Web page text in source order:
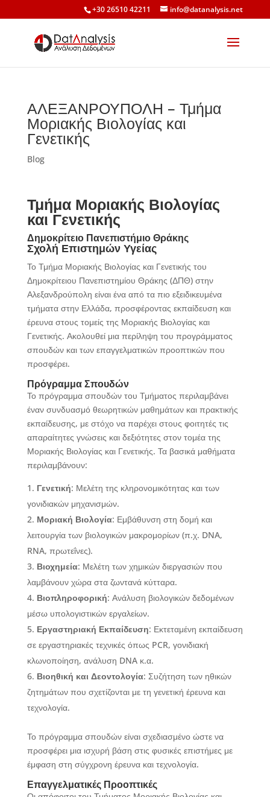
+30 26510 42211 info@datanalysis.net
ΑΛΕΞΑΝΡΟΥΠΟΛΗ – Τμήμα
Μοριακής Βιολογίας και
Γενετικής
Blog
Τμήμα Μοριακής Βιολογίας
και Γενετικής
Δημοκρίτειο Πανεπιστήμιο Θράκης
Σχολή Επιστημών Υγείας
Το Τμήμα Μοριακής Βιολογίας και Γενετικής του
Δημοκρίτειου Πανεπιστημίου Θράκης (ΔΠΘ) στην
Αλεξανδρούπολη είναι ένα από τα πιο εξειδικευμένα
τμήματα στην Ελλάδα, προσφέροντας εκπαίδευση και
έρευνα στους τομείς της Μοριακής Βιολογίας και
Γενετικής. Ακολουθεί μια περίληψη του προγράμματος
σπουδών και των επαγγελματικών προοπτικών που
προσφέρει.
Πρόγραμμα Σπουδών
Το πρόγραμμα σπουδών του Τμήματος περιλαμβάνει
έναν συνδυασμό θεωρητικών μαθημάτων και πρακτικής
εκπαίδευσης, με στόχο να παρέχει στους φοιτητές τις
απαραίτητες γνώσεις και δεξιότητες στον τομέα της
Μοριακής Βιολογίας και Γενετικής. Τα βασικά μαθήματα
περιλαμβάνουν:
Γενετική: Μελέτη της κληρονομικότητας και των
γονιδιακών μηχανισμών.
Μοριακή Βιολογία: Εμβάθυνση στη δομή και
λειτουργία των βιολογικών μακρομορίων (π.χ. DNA,
RNA, πρωτεΐνες).
Βιοχημεία: Μελέτη των χημικών διεργασιών που
λαμβάνουν χώρα στα ζωντανά κύτταρα.
Βιοπληροφορική: Ανάλυση βιολογικών δεδομένων
μέσω υπολογιστικών εργαλείων.
Εργαστηριακή Εκπαίδευση: Εκτεταμένη εκπαίδευση
σε εργαστηριακές τεχνικές όπως PCR, γονιδιακή
κλωνοποίηση, ανάλυση DNA κ.α.
Βιοηθική και Δεοντολογία: Συζήτηση των ηθικών
ζητημάτων που σχετίζονται με τη γενετική έρευνα και
τεχνολογία.
Το πρόγραμμα σπουδών είναι σχεδιασμένο ώστε να
προσφέρει μια ισχυρή βάση στις φυσικές επιστήμες με
έμφαση στη σύγχρονη έρευνα και τεχνολογία.
Επαγγελματικές Προοπτικές